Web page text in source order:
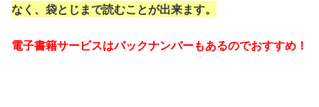
なく、袋とじまで読むことが出来ます。
電子書籍サービスはバックナンバーもあるのでおすすめ！